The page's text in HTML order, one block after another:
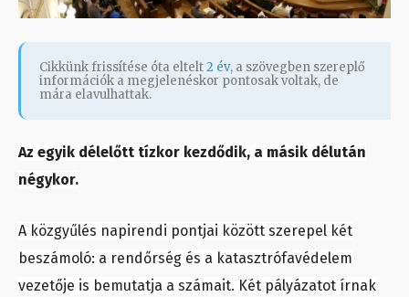
Cikkünk frissítése óta eltelt2 év, a szövegben szereplő
információk a megjelenéskor pontosak voltak, de
mára elavulhattak.
Az egyik délelőtt tízkor kezdődik, a másik délután
négykor.
A közgyűlés napirendi pontjai között szerepel két
beszámoló: a rendőrség és a katasztrófavédelem
vezetője is bemutatja a számait. Két pályázatot írnak